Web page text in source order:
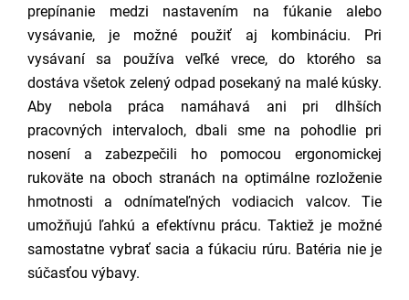
prepínanie medzi nastavením na fúkanie alebo
vysávanie, je možné použiť aj kombináciu. Pri
vysávaní sa používa veľké vrece, do ktorého sa
dostáva všetok zelený odpad posekaný na malé kúsky.
Aby nebola práca namáhavá ani pri dlhších
pracovných intervaloch, dbali sme na pohodlie pri
nosení a zabezpečili ho pomocou ergonomickej
rukoväte na oboch stranách na optimálne rozloženie
hmotnosti a odnímateľných vodiacich valcov. Tie
umožňujú ľahkú a efektívnu prácu. Taktiež je možné
samostatne vybrať sacia a fúkaciu rúru. Batéria nie je
súčasťou výbavy.